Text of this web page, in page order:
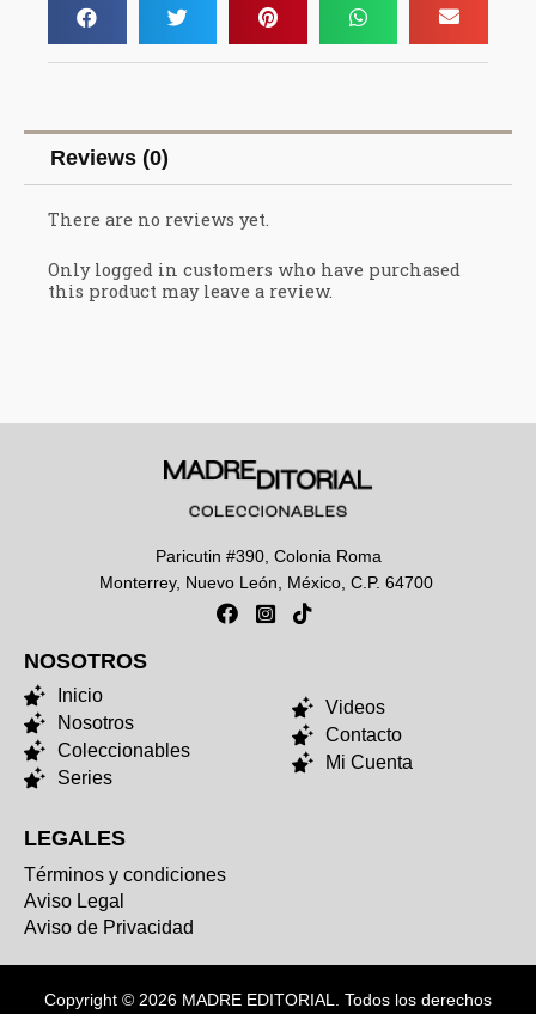
Reviews (0)
There are no reviews yet.
Only logged in customers who have purchased
this product may leave a review.
Paricutin #390, Colonia Roma
Monterrey, Nuevo León, México, C.P. 64700
NOSOTROS
Inicio
Nosotros
Coleccionables
Series
Videos
Contacto
Mi Cuenta
LEGALES
Términos y condiciones
Aviso Legal
Aviso de Privacidad
Copyright © 2026 MADRE EDITORIAL. Todos los derechos